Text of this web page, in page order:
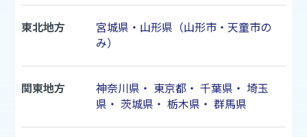
東北地方
宮城県・山形県（山形市・天童市の
み）
関東地方 神奈川県 ・ 東京都・ 千葉県 ・ 埼玉
県 ・ 茨城県 ・ 栃木県 ・ 群馬県